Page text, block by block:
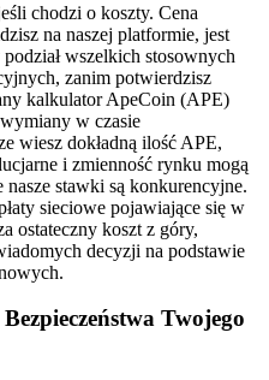
chodzi o koszty. Cena
na naszej platformie, jest
wszelkich stosownych
zanim potwierdzisz
kalkulator ApeCoin (APE)
w czasie
wiesz dokładną ilość APE,
i zmienność rynku mogą
nasze stawki są konkurencyjne.
sieciowe pojawiające się w
ostateczny koszt z góry,
decyzji na podstawie
Twojego